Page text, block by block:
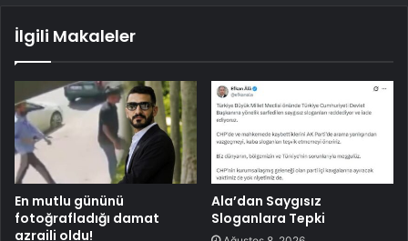
İlgili Makaleler
En mutlu gününü
fotoğrafladığı damat
azraili oldu!
Ala’dan Saygısız
Sloganlara Tepki